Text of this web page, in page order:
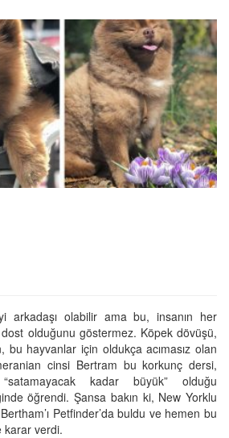
arkadaşı olabilir ama bu, insanın her
olduğunu göstermez. Köpek dövüşü,
bu hayvanlar için oldukça acımasız olan
cinsi Bertram bu korkunç dersi,
kadar büyük” olduğu
öğrendi. Şansa bakın ki, New Yorklu
Petfinder’da buldu ve hemen bu
karar verdi.